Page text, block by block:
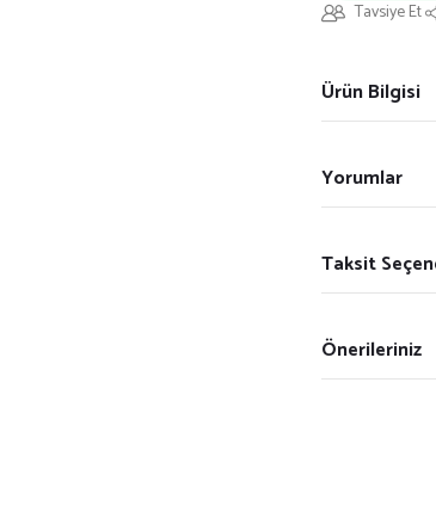
Tavsiye Et
Ürün Bilgisi
Yorumlar
Taksit
Önerileriniz